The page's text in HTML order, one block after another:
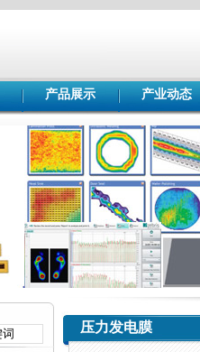
产品展示 产业动态
压力发电膜